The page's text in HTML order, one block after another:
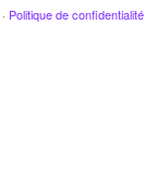
· Politique de confidentialité